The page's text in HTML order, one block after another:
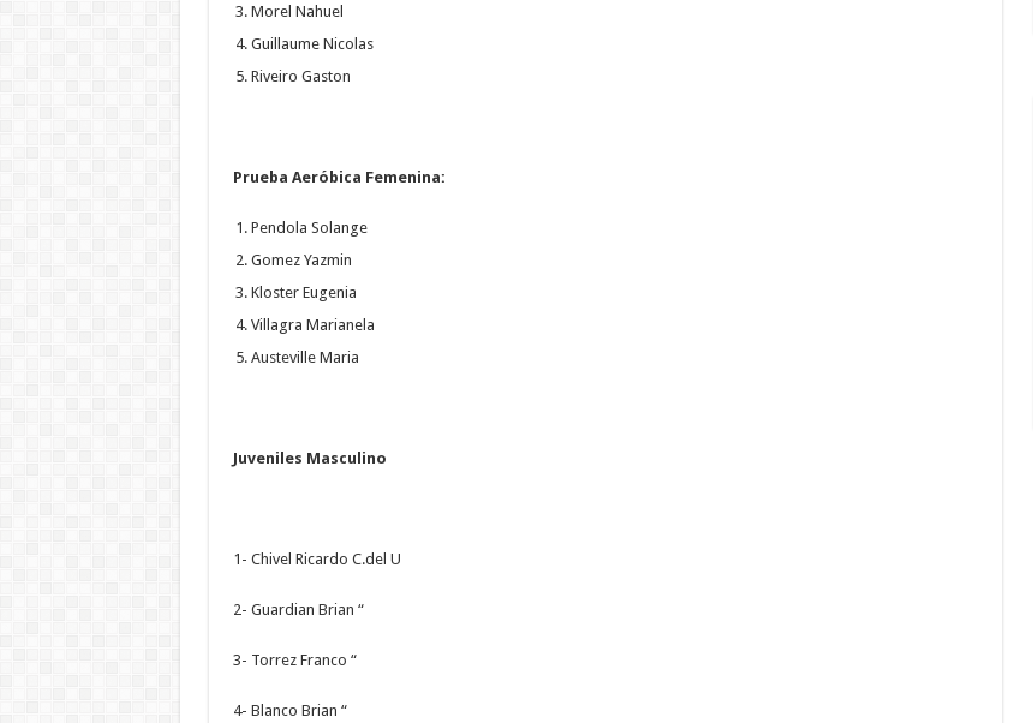
Morel Nahuel
Guillaume Nicolas
Riveiro Gaston
Prueba Aeróbica Femenina:
Pendola Solange
Gomez Yazmin
Kloster Eugenia
Villagra Marianela
Austeville Maria
Juveniles Masculino
1- Chivel Ricardo C.del U
2- Guardian Brian “
3- Torrez Franco “
4- Blanco Brian “